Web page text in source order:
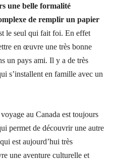
une belle formalité
de remplir un papier
le seul qui fait foi. En effet
en œuvre une très bonne
un pays ami. Il y a de très
s’installent en famille avec un
au Canada est toujours
permet de découvrir une autre
est aujourd’hui très
une aventure culturelle et